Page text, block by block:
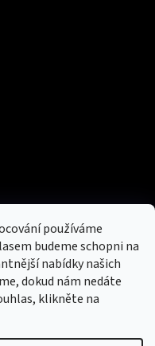
používáme
budeme schopni na
nabídky našich
dokud nám nedáte
klikněte na
tašky a peněženky